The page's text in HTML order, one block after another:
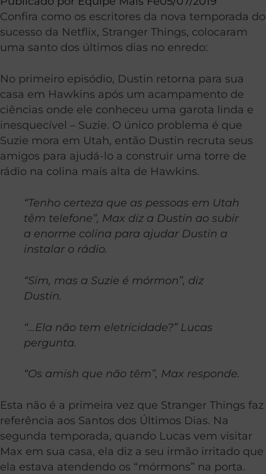
Confira como os escritores da nova temporada do
sucesso da Netflix, Stranger Things, colocaram
uma santo dos últimos dias no enredo:
No primeiro episódio, Dustin retorna para sua
casa em Hawkins após um acampamento de
ciências onde ele conheceu uma garota linda e
inesquecível – Suzie. O único problema é que
Suzie mora em Utah, então Dustin recruta seus
amigos para ajudá-lo a construir uma torre de
rádio na colina mais alta de Hawkins.
“Tenho certeza que as pessoas em Utah
têm telefone”, Max diz a Dustin ao subir
a enorme colina para ajudar Dustin a
instalar o rádio.
“Sim, mas a Suzie é mórmon”, diz
Dustin.
“…Ela não tem eletricidade?” Lucas
pergunta.
“Os amish que não têm”, Max responde.
Esta não é a primeira vez que Stranger Things faz
referência aos Santos dos Últimos Dias. Na
segunda temporada, quando Lucas vem visitar
Max em sua casa, ela diz a seu irmão irritado que
ela estava atendendo os “mórmons” na porta.